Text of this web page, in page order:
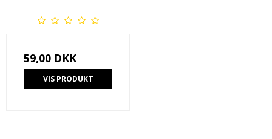
59,00 DKK
VIS PRODUKT